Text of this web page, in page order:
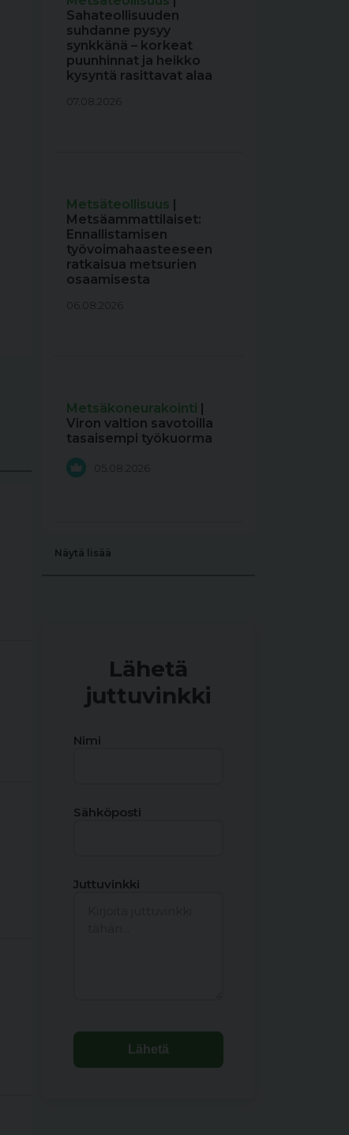
Sahateollisuuden
suhdanne pysyy
synkkänä – korkeat
puunhinnat ja heikko
kysyntä rasittavat alaa
07.08.2026
Metsäteollisuus |
Metsäammattilaiset:
Ennallistamisen
työvoimahaasteeseen
ratkaisua metsurien
osaamisesta
06.08.2026
Metsäkoneurakointi |
Viron valtion savotoilla
tasaisempi työkuorma
05.08.2026
Näytä lisää
Lähetä
juttuvinkki
Nimi
Sähköposti
Juttuvinkki
Lähetä